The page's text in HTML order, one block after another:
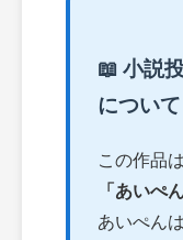
📖 小説
について
この作品は
「あいぺん
あいぺんは